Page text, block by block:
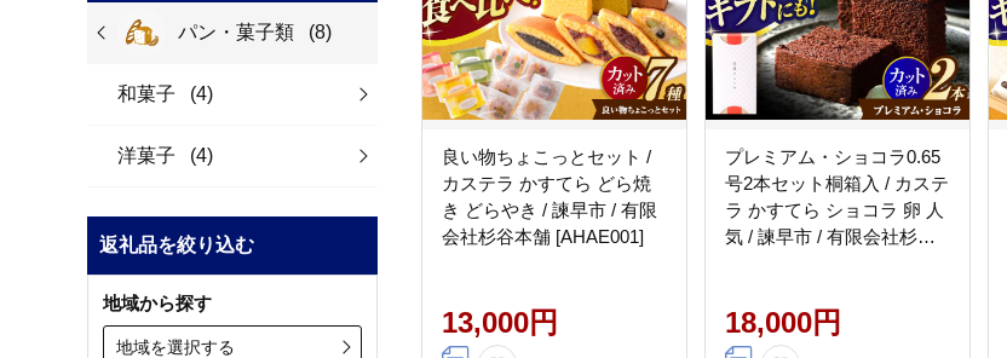
パン・菓子類 (8)
和菓子 (4)
洋菓子 (4)
返礼品を絞り込む
地域から探す
地域を選択する
良い物ちょこっとセット /
カステラ かすてら どら焼
き どらやき / 諫早市 / 有限
会社杉谷本舗 [AHAE001]
13,000円
プレミアム・ショコラ0.65
号2本セット桐箱入 / カステ
ラ かすてら ショコラ 卵 人
気 / 諫早市 / 有限会社杉谷
18,000円